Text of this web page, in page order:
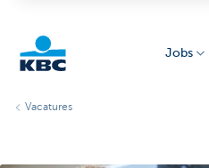
Jobs
Vacatures